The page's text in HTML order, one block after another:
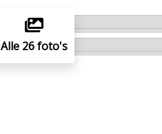
Alle 26 foto's